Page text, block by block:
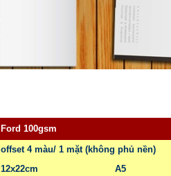
Ford 100gsm
offset 4 màu/ 1 mặt (không phủ nền)
12x22cm A5